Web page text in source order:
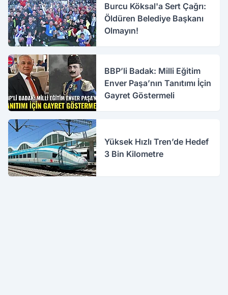
Burcu Köksal'a Sert Çağrı:
Öldüren Belediye Başkanı
Olmayın!
BBP’li Badak: Milli Eğitim
Enver Paşa’nın Tanıtımı İçin
Gayret Göstermeli
Yüksek Hızlı Tren’de Hedef
3 Bin Kilometre